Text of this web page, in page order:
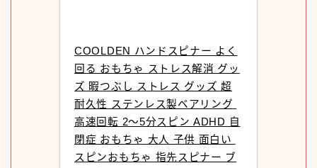
COOLDEN ハンドスピナー よく
回る おもちゃ ストレス解消 グッ
ズ 暇つぶし ストレス グッズ 超
耐久性 ステンレス製ベアリング
高速回転 2～5分スピン ADHD 自
閉症 おもちゃ 大人 子供 面白い
スピンおもちゃ 指先スピナー ブ